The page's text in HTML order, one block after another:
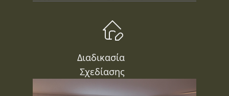
Διαδικασία
Σχεδίασης